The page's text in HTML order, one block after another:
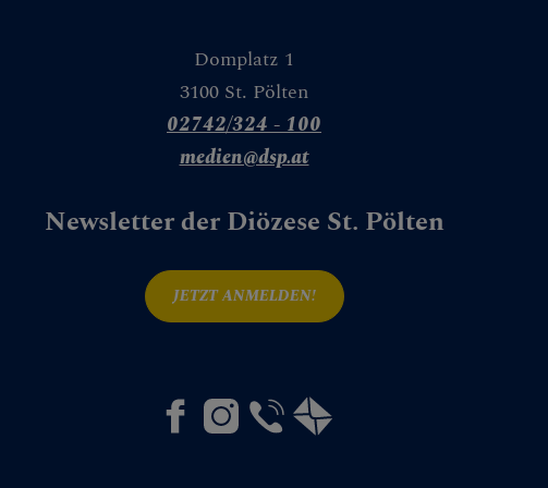
Domplatz 1
3100 St. Pölten
02742/324 - 100
medien@dsp.at
Newsletter der Diözese St. Pölten
JETZT ANMELDEN!